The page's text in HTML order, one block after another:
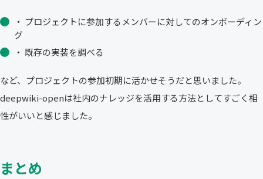
・ プロジェクトに参加するメンバーに対してのオンボーディン
グ
・ 既存の実装を調べる
など、プロジェクトの参加初期に活かせそうだと思いました。
deepwiki-openは社内のナレッジを活用する方法としてすごく相
性がいいと感じました。
まとめ